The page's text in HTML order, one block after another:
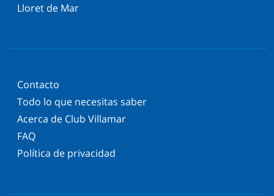
Lloret de Mar
Contacto
Todo lo que necesitas saber
Acerca de Club Villamar
FAQ
Política de privacidad